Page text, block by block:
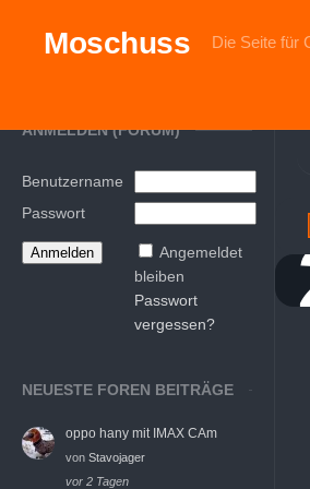
contentMoschuss Die Seite für
ANMELDEN (FORUM)
Benutzername
Passwort
Angemeldet
bleiben
Passwort
vergessen?
NEUESTE FOREN BEITRÄGE
oppo hany mit IMAX CAm
von Stavojager
vor 2 Tagen